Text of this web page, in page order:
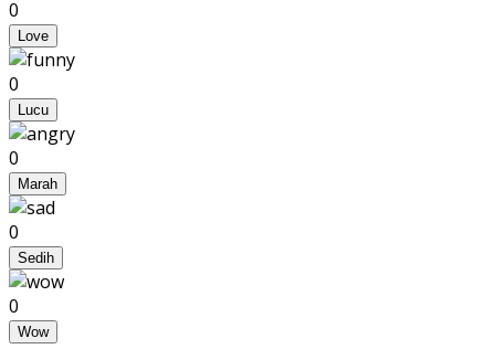
0
Love
0
Lucu
0
Marah
0
Sedih
0
Wow